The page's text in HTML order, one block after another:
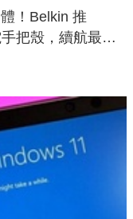
！Belkin 推
把殼，續航最高